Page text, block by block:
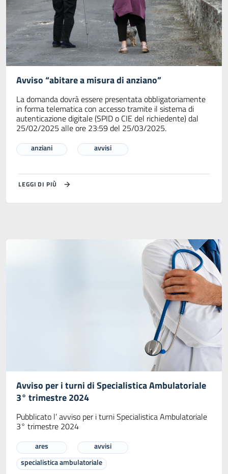
Avviso “abitare a misura di anziano”
La domanda dovrà essere presentata obbligatoriamente
in forma telematica con accesso tramite il sistema di
autenticazione digitale (SPID o CIE del richiedente) dal
25/02/2025 alle ore 23:59 del 25/03/2025.
anziani avvisi
LEGGI DI PIÙ
Avviso per i turni di Specialistica Ambulatoriale
3° trimestre 2024
Pubblicato l’ avviso per i turni Specialistica Ambulatoriale
3° trimestre 2024
ares
avvisi
specialistica ambulatoriale